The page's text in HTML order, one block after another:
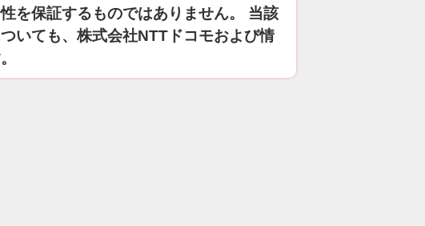
を保証するものではありません。 当該
いても、株式会社NTTドコモおよび情